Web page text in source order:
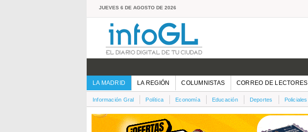
JUEVES 6 DE AGOSTO DE 2026
LA MADRID LA REGIÓN COLUMNISTAS CORREO DE LECTORES
Información Gral Política Economía Educación Deportes Policiales